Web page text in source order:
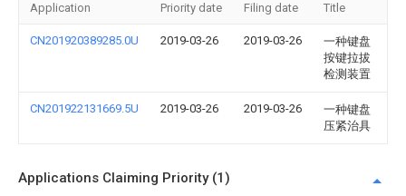
Application Priority date Filing date Title
CN201920389285.0U 2019-03-26 2019-03-26
一种键盘
按键拉拔
检测装置
CN201922131669.5U 2019-03-26 2019-03-26
一种键盘
压紧治具
Applications Claiming Priority (1)